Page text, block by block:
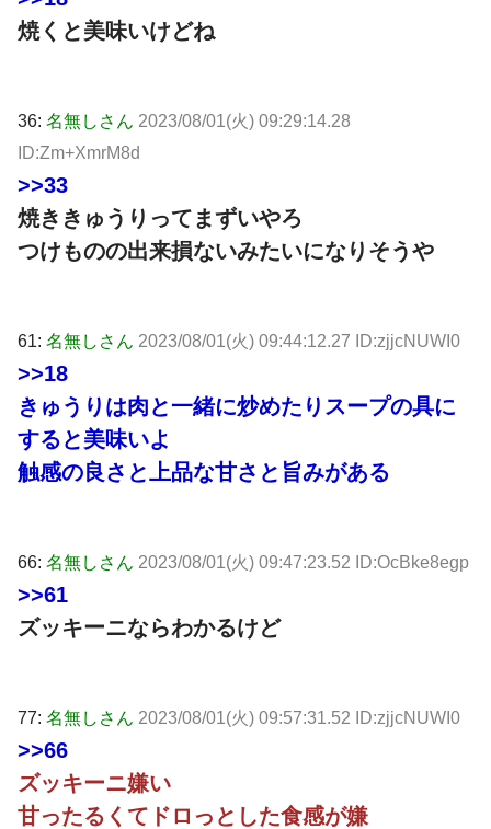
焼くと美味いけどね
36: 名無しさん 2023/08/01(火) 09:29:14.28
ID:Zm+XmrM8d
>>33
焼ききゅうりってまずいやろ
つけものの出来損ないみたいになりそうや
61: 名無しさん 2023/08/01(火) 09:44:12.27 ID:zjjcNUWI0
>>18
きゅうりは肉と一緒に炒めたりスープの具に
すると美味いよ
触感の良さと上品な甘さと旨みがある
66: 名無しさん 2023/08/01(火) 09:47:23.52 ID:OcBke8egp
>>61
ズッキーニならわかるけど
77: 名無しさん 2023/08/01(火) 09:57:31.52 ID:zjjcNUWI0
>>66
ズッキーニ嫌い
甘ったるくてドロっとした食感が嫌